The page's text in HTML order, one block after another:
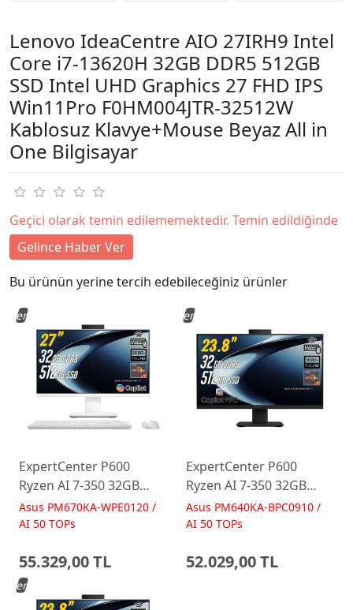
Lenovo IdeaCentre AIO 27IRH9 Intel
Core i7-13620H 32GB DDR5 512GB
SSD Intel UHD Graphics 27 FHD IPS
Win11Pro F0HM004JTR-32512W
Kablosuz Klavye+Mouse Beyaz All in
One Bilgisayar
Geçici olarak temin edilememektedir. Temin edildiğinde
Gelince Haber Ver
Bu ürünün yerine tercih edebileceğiniz ürünler
ExpertCenter P600
Ryzen AI 7-350 32GB
512GB 27 FreeDos Beyaz
AI-Powered AIO
Asus PM670KA-WPE0120 /
AI 50 TOPs
55.329,00 TL
Yeni
ExpertCenter P600
Ryzen AI 7-350 32GB
512GB 23.8 FreeDos
Siyah AI-Powered AIO
Asus PM640KA-BPC0910 /
AI 50 TOPs
52.029,00 TL
Yeni
Yeni